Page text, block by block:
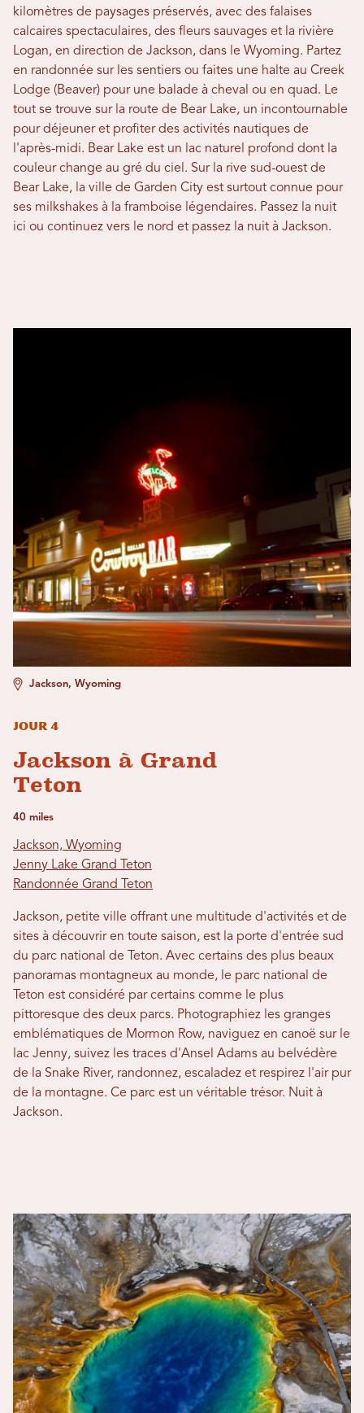
kilomètres de paysages préservés, avec des falaises
calcaires spectaculaires, des fleurs sauvages et la rivière
Logan, en direction de Jackson, dans le Wyoming. Partez
en randonnée sur les sentiers ou faites une halte au Creek
Lodge (Beaver) pour une balade à cheval ou en quad. Le
tout se trouve sur la route de Bear Lake, un incontournable
pour déjeuner et profiter des activités nautiques de
l'après-midi. Bear Lake est un lac naturel profond dont la
couleur change au gré du ciel. Sur la rive sud-ouest de
Bear Lake, la ville de Garden City est surtout connue pour
ses milkshakes à la framboise légendaires. Passez la nuit
ici ou continuez vers le nord et passez la nuit à Jackson.
Jackson, Wyoming
Jour 4
Jackson à Grand
Teton
40 miles
Jackson, Wyoming
Jenny Lake Grand Teton
Randonnée Grand Teton
Jackson, petite ville offrant une multitude d'activités et de
sites à découvrir en toute saison, est la porte d'entrée sud
du parc national de Teton. Avec certains des plus beaux
panoramas montagneux au monde, le parc national de
Teton est considéré par certains comme le plus
pittoresque des deux parcs. Photographiez les granges
emblématiques de Mormon Row, naviguez en canoë sur le
lac Jenny, suivez les traces d'Ansel Adams au belvédère
de la Snake River, randonnez, escaladez et respirez l'air pur
de la montagne. Ce parc est un véritable trésor. Nuit à
Jackson.